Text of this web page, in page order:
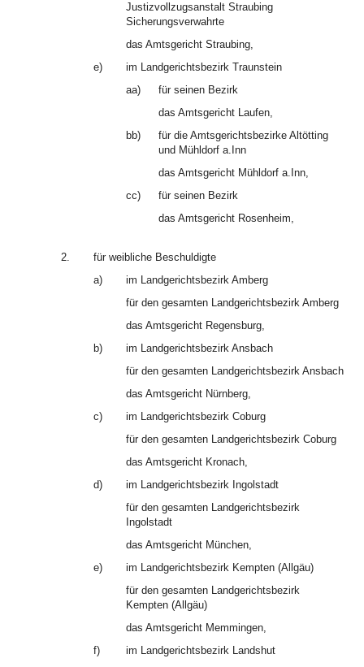
Justizvollzugsanstalt Straubing
Sicherungsverwahrte
das Amtsgericht Straubing,
e)
im Landgerichtsbezirk Traunstein
aa)
für seinen Bezirk
das Amtsgericht Laufen,
bb)
für die Amtsgerichtsbezirke Altötting
und Mühldorf a.Inn
das Amtsgericht Mühldorf a.Inn,
cc)
für seinen Bezirk
das Amtsgericht Rosenheim,
2.
für weibliche Beschuldigte
a)
im Landgerichtsbezirk Amberg
für den gesamten Landgerichtsbezirk Amberg
das Amtsgericht Regensburg,
b)
im Landgerichtsbezirk Ansbach
für den gesamten Landgerichtsbezirk Ansbach
das Amtsgericht Nürnberg,
c)
im Landgerichtsbezirk Coburg
für den gesamten Landgerichtsbezirk Coburg
das Amtsgericht Kronach,
d)
im Landgerichtsbezirk Ingolstadt
für den gesamten Landgerichtsbezirk
Ingolstadt
das Amtsgericht München,
e)
im Landgerichtsbezirk Kempten (Allgäu)
für den gesamten Landgerichtsbezirk
Kempten (Allgäu)
das Amtsgericht Memmingen,
f)
im Landgerichtsbezirk Landshut